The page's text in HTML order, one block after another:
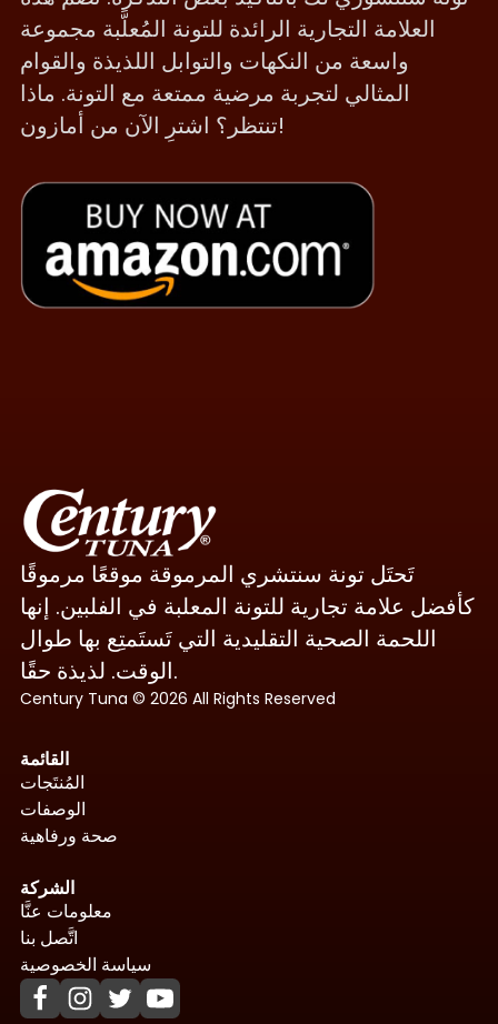
العلامة التجارية الرائدة للتونة المُعلَّبة مجموعة
واسعة من النكهات والتوابل اللذيذة والقوام
المثالي لتجربة مرضية ممتعة مع التونة. ماذا
تنتظر؟ اشترِ الآن من أمازون!
تَحتَل تونة سنتشري المرموقة موقعًا مرموقًا
كأفضل علامة تجارية للتونة المعلبة في الفلبين. إنها
اللحمة الصحية التقليدية التي تَستَمتِع بها طوال
الوقت. لذيذة حقًا.
Century Tuna © 2026 All Rights Reserved
القائمة
المُنتَجات
الوصفات
صحة ورفاهية
الشركة
معلومات عنَّا
اتَّصل بنا
سياسة الخصوصية